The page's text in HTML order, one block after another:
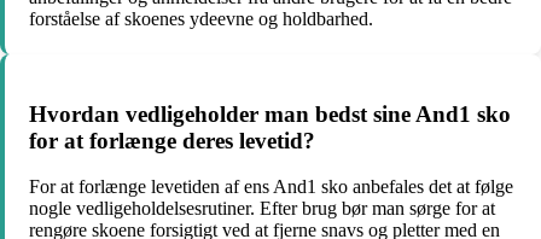
forståelse af skoenes ydeevne og holdbarhed.
Hvordan vedligeholder man bedst sine And1 sko
for at forlænge deres levetid?
For at forlænge levetiden af ens And1 sko anbefales det at følge
nogle vedligeholdelsesrutiner. Efter brug bør man sørge for at
rengøre skoene forsigtigt ved at fjerne snavs og pletter med en